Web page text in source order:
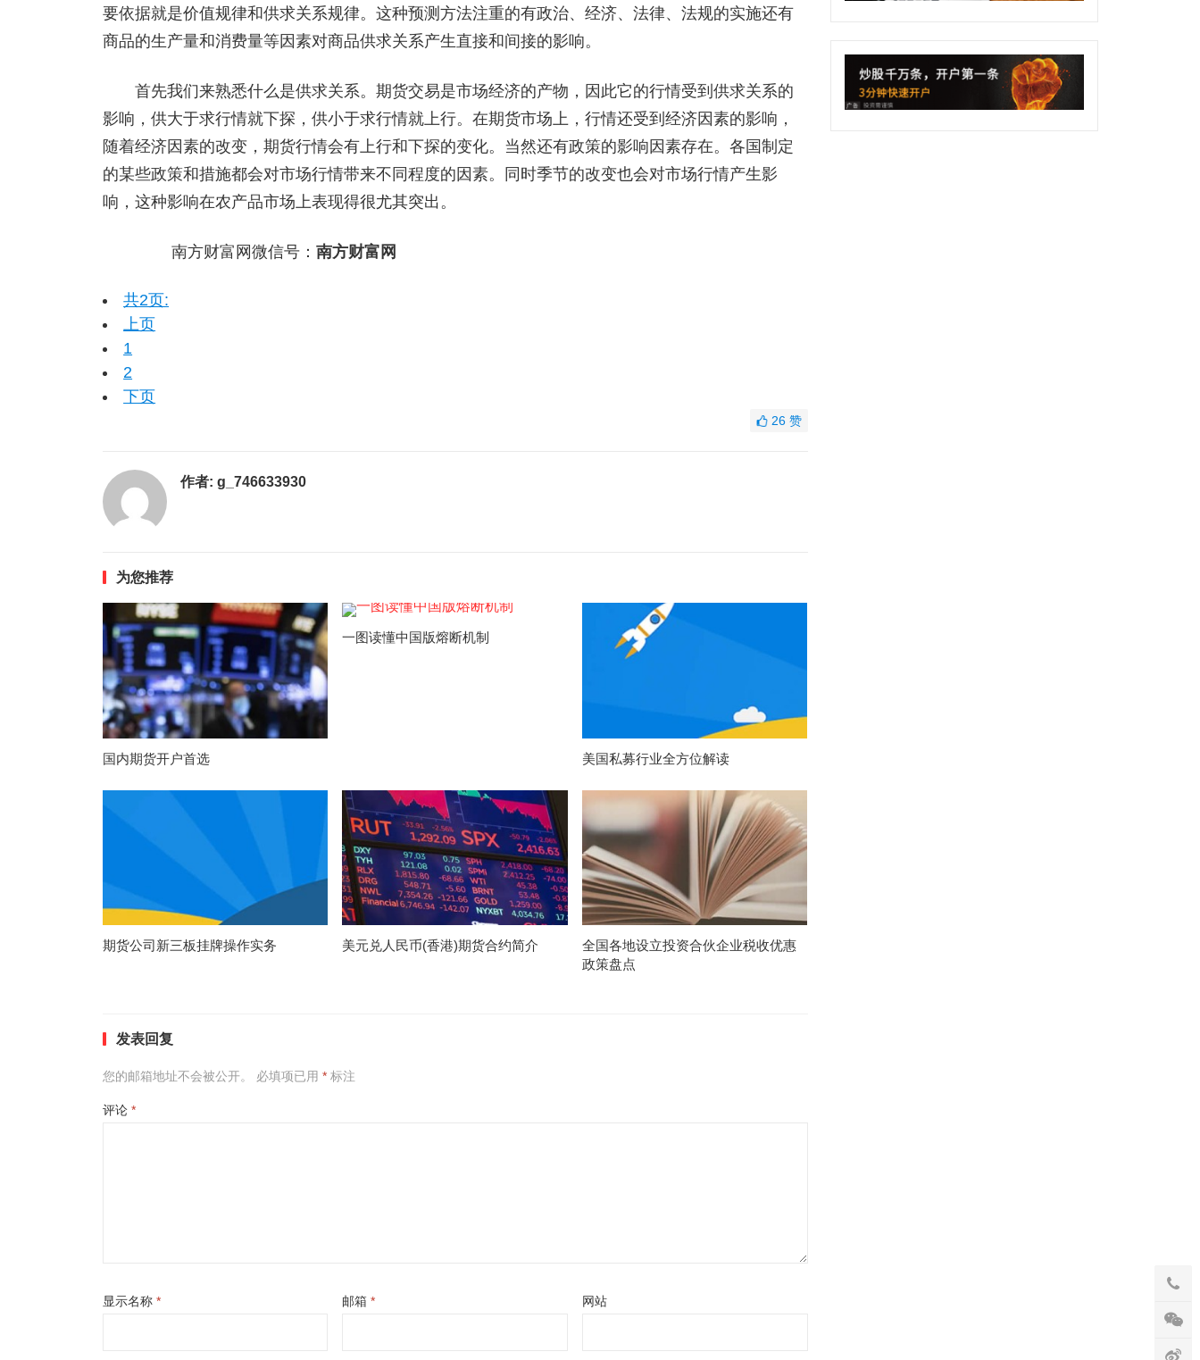
要依据就是价值规律和供求关系规律。这种预测方法注重的有政治、经济、法律、法规的实施还有
商品的生产量和消费量等因素对商品供求关系产生直接和间接的影响。
首先我们来熟悉什么是供求关系。期货交易是市场经济的产物，因此它的行情受到供求关系的
影响，供大于求行情就下探，供小于求行情就上行。在期货市场上，行情还受到经济因素的影响，
随着经济因素的改变，期货行情会有上行和下探的变化。当然还有政策的影响因素存在。各国制定
的某些政策和措施都会对市场行情带来不同程度的因素。同时季节的改变也会对市场行情产生影
响，这种影响在农产品市场上表现得很尤其突出。
南方财富网微信号： 南方财富网
共2页:
上页
1
2
下页
26 赞
作者: g_746633930
为您推荐
国内期货开户首选
一图读懂中国版熔断机制
美国私募行业全方位解读
期货公司新三板挂牌操作实务 美元兑人民币(香港)期货合约简介
全国各地设立投资合伙企业税收优惠
政策盘点
发表回复
您的邮箱地址不会被公开。 必填项已用 *标注
评论 *
显示名称 * 邮箱* 网站